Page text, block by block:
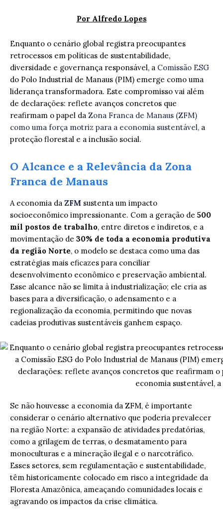
Por Alfredo Lopes
Enquanto o cenário global registra preocupantes
retrocessos em políticas de sustentabilidade,
diversidade e governança responsável, a Comissão ESG
do Polo Industrial de Manaus (PIM) emerge como uma
liderança transformadora. Este compromisso vai além
de declarações: reflete avanços concretos que
reafirmam o papel da Zona Franca de Manaus (ZFM)
como uma força motriz para a economia sustentável, a
proteção florestal e a inclusão social.
O Alcance e a Relevância da Zona
Franca de Manaus
A economia da ZFM sustenta um impacto
socioeconômico impressionante. Com a geração de 500
mil postos de trabalho, entre diretos e indiretos, e a
movimentação de 30% de toda a economia produtiva
da região Norte, o modelo se destaca como uma das
estratégias mais eficazes para conciliar
desenvolvimento econômico e preservação ambiental.
Esse alcance não se limita à industrialização; ele cria as
bases para a diversificação, o adensamento e a
regionalização da economia, permitindo que novas
cadeias produtivas sustentáveis ganhem espaço.
Se não houvesse a economia da ZFM, é importante
considerar o cenário alternativo que poderia prevalecer
na região Norte: a expansão de atividades predatórias,
como a grilagem de terras, o desmatamento para
monoculturas e a mineração ilegal e o narcotráfico.
Esses setores, sem regulamentação e sustentabilidade,
têm historicamente colocado em risco a integridade da
Floresta Amazônica, ameaçando comunidades locais e
agravando os impactos da crise climática.